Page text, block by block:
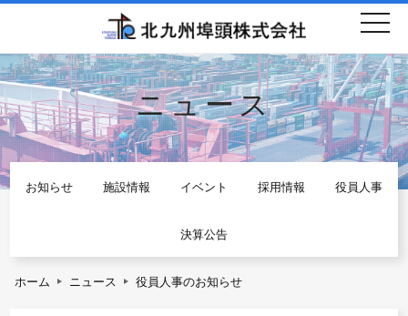
ニュース
お知らせ 施設情報 イベント 採用情報 役員人事
決算公告
ホーム ニュース 役員人事のお知らせ